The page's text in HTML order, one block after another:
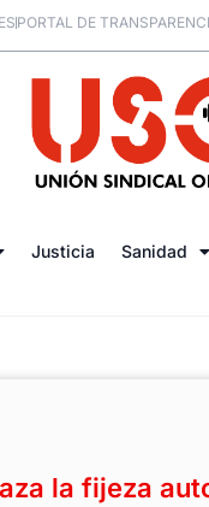
PORTAL DE
Justicia Sanidad
la fijeza